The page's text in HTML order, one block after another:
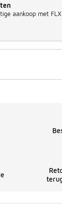
aankoop met FLX